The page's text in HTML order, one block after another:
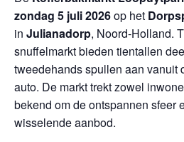
zondag 5 juli 2026op het
in Julianadorp, Noord-Holland.
snuffelmarkt bieden tientallen
tweedehands spullen aan vanuit
auto. De markt trekt zowel
bekend om de ontspannen sfeer
wisselende aanbod.